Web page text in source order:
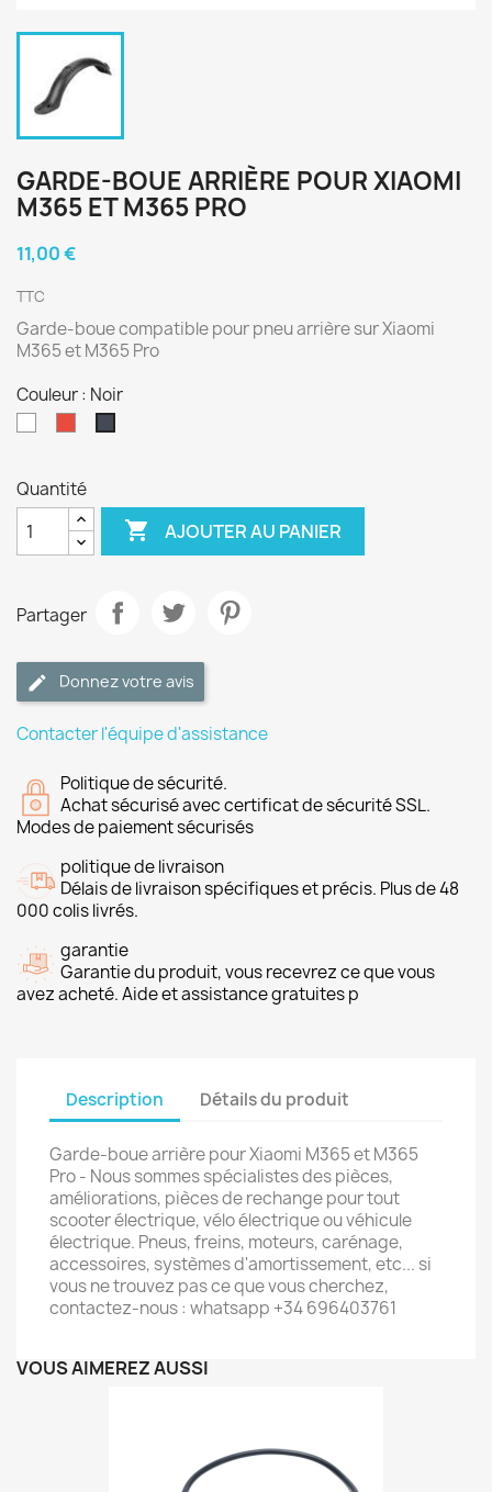
GARDE-BOUE ARRIÈRE POUR XIAOMI
M365 ET M365 PRO
11,00 €
TTC
Garde-boue compatible pour pneu arrière sur Xiaomi
M365 et M365 Pro
Couleur : Noir
Quantité
 AJOUTER AU PANIER
Partager
Donnez votre avis
Contacter l'équipe d'assistance
Politique de sécurité.
Achat sécurisé avec certificat de sécurité SSL.
Modes de paiement sécurisés
politique de livraison
Délais de livraison spécifiques et précis. Plus de 48
000 colis livrés.
garantie
Garantie du produit, vous recevrez ce que vous
avez acheté. Aide et assistance gratuites p
Description Détails du produit
Garde-boue arrière pour Xiaomi M365 et M365
Pro - Nous sommes spécialistes des pièces,
améliorations, pièces de rechange pour tout
scooter électrique, vélo électrique ou véhicule
électrique. Pneus, freins, moteurs, carénage,
accessoires, systèmes d'amortissement, etc... si
vous ne trouvez pas ce que vous cherchez,
contactez-nous : whatsapp +34 696403761
VOUS AIMEREZ AUSSI